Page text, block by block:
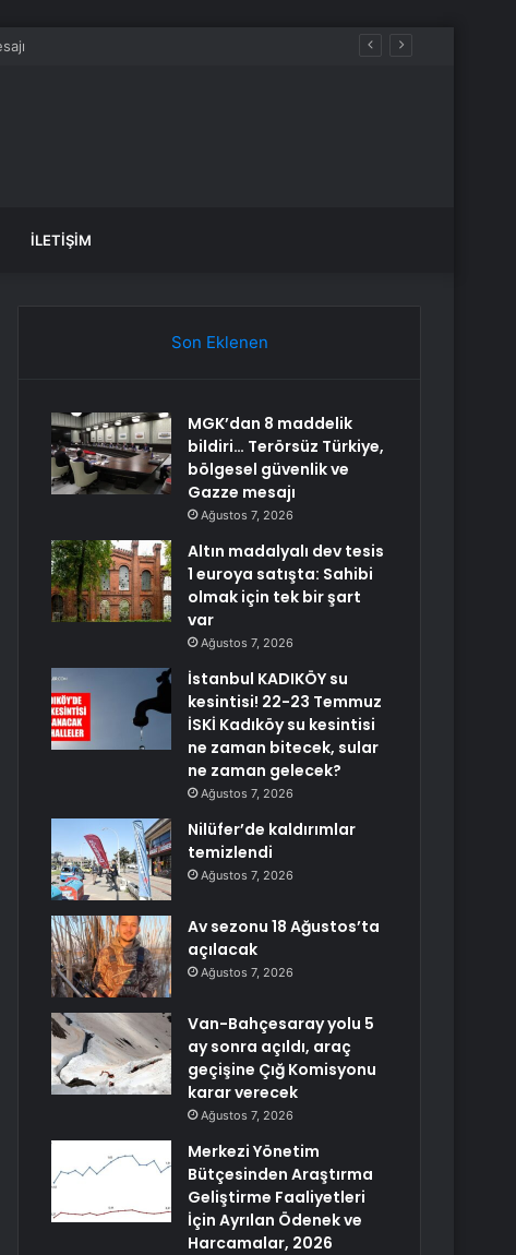
İLETIŞIM
Son Eklenen
MGK’dan 8 maddelik
bildiri… Terörsüz Türkiye,
bölgesel güvenlik ve
Gazze mesajı
Ağustos 7, 2026
Altın madalyalı dev tesis
1 euroya satışta: Sahibi
olmak için tek bir şart
var
Ağustos 7, 2026
İstanbul KADIKÖY su
kesintisi! 22-23 Temmuz
İSKİ Kadıköy su kesintisi
ne zaman bitecek, sular
ne zaman gelecek?
Ağustos 7, 2026
Nilüfer’de kaldırımlar
temizlendi
Ağustos 7, 2026
Av sezonu 18 Ağustos’ta
açılacak
Ağustos 7, 2026
Van-Bahçesaray yolu 5
ay sonra açıldı, araç
geçişine Çığ Komisyonu
karar verecek
Ağustos 7, 2026
Merkezi Yönetim
Bütçesinden Araştırma
Geliştirme Faaliyetleri
İçin Ayrılan Ödenek ve
Harcamalar, 2026